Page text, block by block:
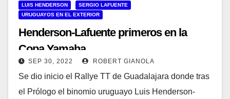
LUIS HENDERSON
SERGIO LAFUENTE
URUGUAYOS EN EL EXTERIOR
Henderson-Lafuente primeros en la
Copa Yamaha
SEP 30, 2022 ROBERT GIANOLA
Se dio inicio el Rallye TT de Guadalajara donde tras
el Prólogo el binomio uruguayo Luis Henderson-